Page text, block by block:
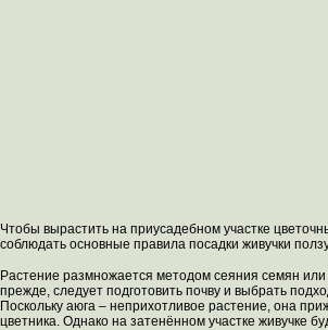
Чтобы вырастить на приусадебном участке
соблюдать основные правила посадки живучки
Растение размножается методом сеяния семян
прежде, следует подготовить почву и выбрать
Поскольку аюга – неприхотливое растение, она
цветника. Однако на затенённом участке живучке